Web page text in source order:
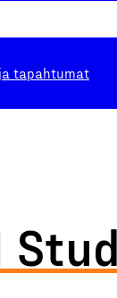
tapahtumat